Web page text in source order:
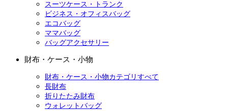
スーツケース・トランク
ビジネス・オフィスバッグ
エコバッグ
ママバッグ
バッグアクセサリー
財布・ケース・小物
財布・ケース・小物カテゴリすべて
長財布
折りたたみ財布
ウォレットバッグ